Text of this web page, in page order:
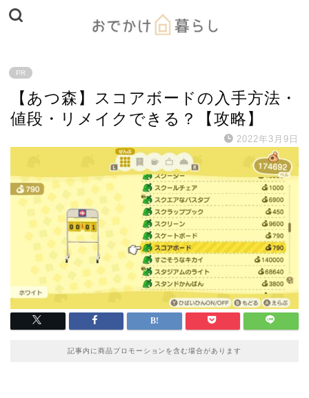
PR
【あつ森】スコアボードの入手方法・
値段・リメイクできる？【攻略】
2022年3月9日
記事内に商品プロモーションを含む場合があります